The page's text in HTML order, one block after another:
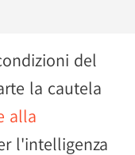
del
la cautela
alla
l'intelligenza